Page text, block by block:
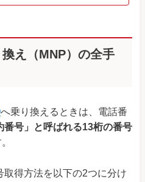
え（MNP）の全手
へ乗り換えるときは、電話番
番号」と呼ばれる13桁の番号
取得方法を以下の2つに分け